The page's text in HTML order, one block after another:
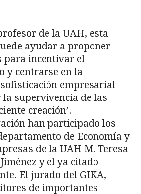
de la UAH, esta
ayudar a proponer
para incentivar el
y centrarse en la
empresarial
supervivencia de las
creación’.
han participado los
de Economía y
de la UAH M. Teresa
y el ya citado
El jurado del GIKA,
de importantes